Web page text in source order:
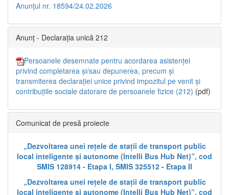
Anunțul nr. 18594/24.02.2026
Anunț - Declarația unică 212
Persoanele desemnate pentru acordarea asistenței
privind completarea și/sau depunerea, precum și
transmiterea declarației unice privind impozitul pe venit și
contribuțiile sociale datorare de persoanele fizice (212) (pdf)
Comunicat de presă proiecte
„Dezvoltarea unei rețele de stații de transport public
local inteligente și autonome (Intelli Bus Hub Net)”, cod
SMIS 128914 - Etapa I, SMIS 325512 - Etapa II
„Dezvoltarea unei rețele de stații de transport public
local inteligente și autonome (Intelli Bus Hub Net)”, cod